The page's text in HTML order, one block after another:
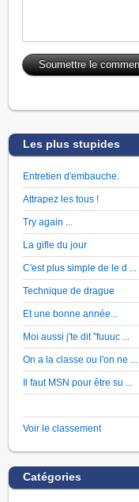
Les plus stupides
Entretien d'embauche.
Attrapez les tous !
Try again ...
La gifle du jour
C'est plus simple de le d ...
Technique de drague
Et une bonne année...
Moi aussi j'te dit "fuuuc ...
On a la classe ou l'on ne ...
Il faut MSN pour être su ...
Voir le classement
Catégories